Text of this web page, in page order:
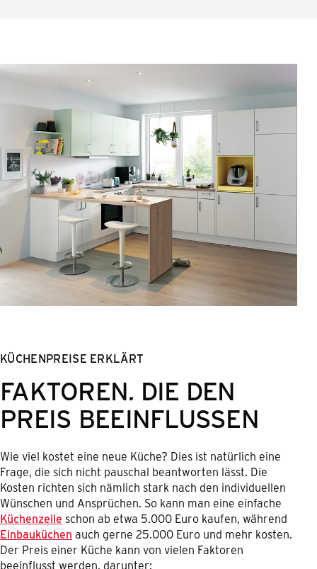
KÜCHENPREISE ERKLÄRT
FAKTOREN, DIE DEN
PREIS BEEINFLUSSEN
Wie viel kostet eine neue Küche? Dies ist natürlich eine
Frage, die sich nicht pauschal beantworten lässt. Die
Kosten richten sich nämlich stark nach den individuellen
Wünschen und Ansprüchen. So kann man eine einfache
Küchenzeile schon ab etwa 5.000 Euro kaufen, während
Einbauküchen auch gerne 25.000 Euro und mehr kosten.
Der Preis einer Küche kann von vielen Faktoren
beeinflusst werden, darunter: